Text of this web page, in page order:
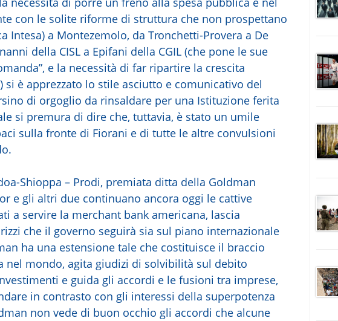
con le solite riforme di struttura che non prospettano
Intesa) a Montezemolo, da Tronchetti-Provera a De
della CISL a Epifani della CGIL (che pone le sue
e la necessità di far ripartire la crescita
si è apprezzato lo stile asciutto e comunicativo del
di orgoglio da rinsaldare per una Istituzione ferita
si premura di dire che, tuttavia, è stato un umile
sulla fronte di Fiorani e di tutte le altre convulsioni
Shioppa – Prodi, premiata ditta della Goldman
e gli altri due continuano ancora oggi le cattive
a servire la merchant bank americana, lascia
che il governo seguirà sia sul piano internazionale
ha una estensione tale che costituisce il braccio
nel mondo, agita giudizi di solvibilità sul debito
e guida gli accordi e le fusioni tra imprese,
in contrasto con gli interessi della superpotenza
non vede di buon occhio gli accordi che alcune